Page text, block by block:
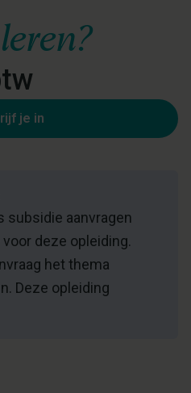
leren?
je in
subsidie aanvragen
deze opleiding.
het thema
Deze opleiding